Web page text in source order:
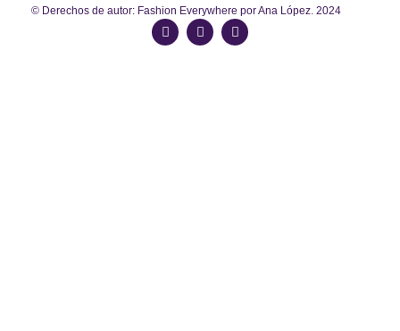
© Derechos de autor: Fashion Everywhere por Ana López. 2024